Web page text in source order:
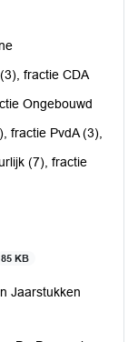
fractie CDA
Ongebouwd
fractie PvdA (3),
(7), fractie
85 KB
Jaarstukken